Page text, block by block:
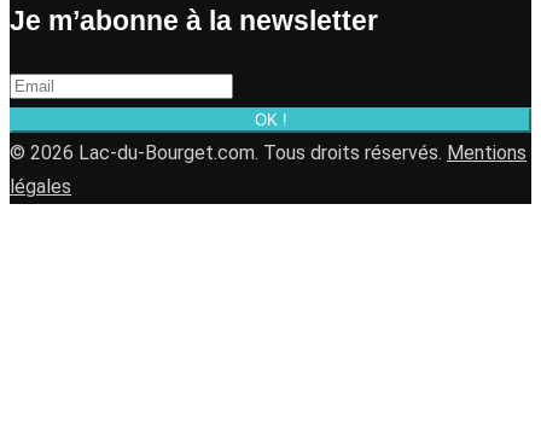
Je m’abonne à la newsletter
OK !
© 2026 Lac-du-Bourget.com. Tous droits réservés. Mentions
légales